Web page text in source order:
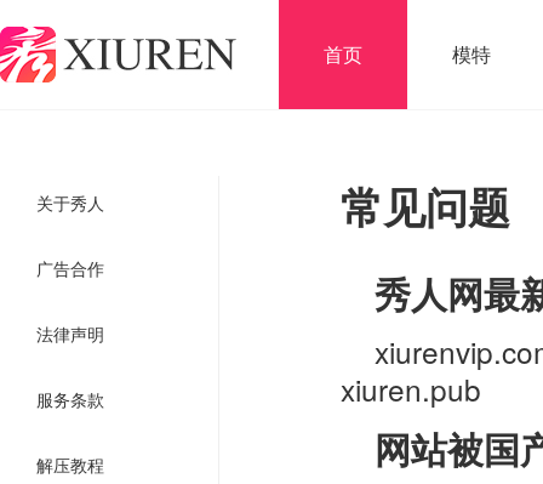
首页 模特
关于秀人
广告合作
法律声明
服务条款
解压教程
常见问题
秀人网最
xiuren.pub
网站被国